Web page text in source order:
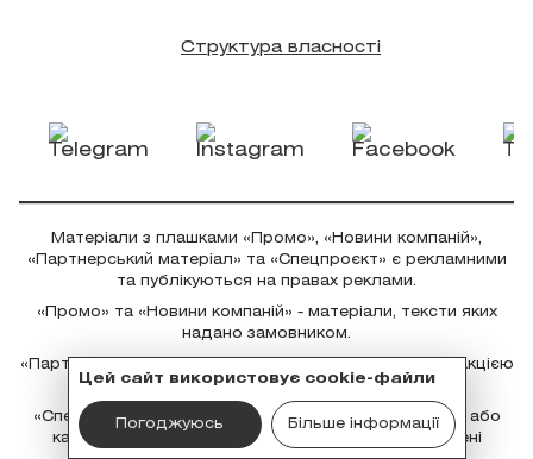
Цей сайт використовує cookie-файли
Погоджуюсь Більше інформації
Структура власності
Матеріали з плашками «Промо», «Новини компаній»,
«Партнерський матеріал» та «Спецпроєкт» є рекламними
та публікуються на правах реклами.
«Промо» та «Новини компаній» - матеріали, тексти яких
надано замовником.
«Партнерський матеріал» - матеріал, створений редакцією
на замовлення партнера.
«Спецпроєкт» - рекламний матеріал у розширеному або
кастомному форматі; тексти можуть бути створені